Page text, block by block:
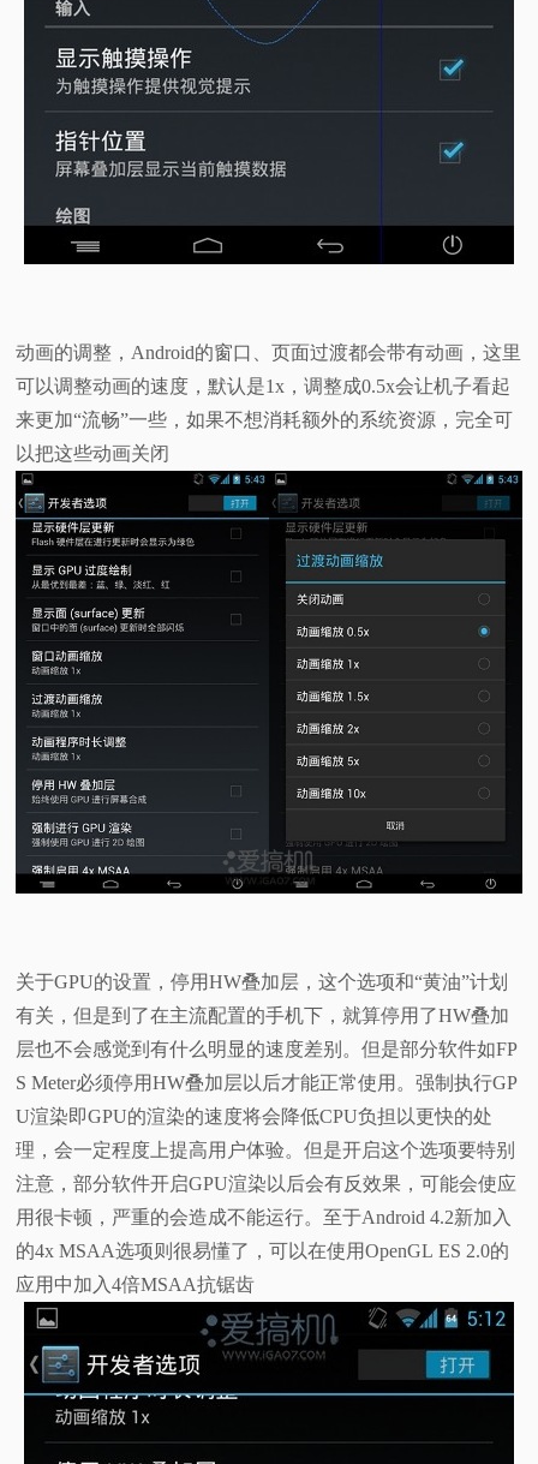
动画的调整，Android的窗口、页面过渡都会带有动画，这里
可以调整动画的速度，默认是1x，调整成0.5x会让机子看起
来更加“流畅”一些，如果不想消耗额外的系统资源，完全可
以把这些动画关闭
关于GPU的设置，停用HW叠加层，这个选项和“黄油”计划
有关，但是到了在主流配置的手机下，就算停用了HW叠加
层也不会感觉到有什么明显的速度差别。但是部分软件如FP
S Meter必须停用HW叠加层以后才能正常使用。强制执行GP
U渲染即GPU的渲染的速度将会降低CPU负担以更快的处
理，会一定程度上提高用户体验。但是开启这个选项要特别
注意，部分软件开启GPU渲染以后会有反效果，可能会使应
用很卡顿，严重的会造成不能运行。至于Android 4.2新加入
的4x MSAA选项则很易懂了，可以在使用OpenGL ES 2.0的
应用中加入4倍MSAA抗锯齿